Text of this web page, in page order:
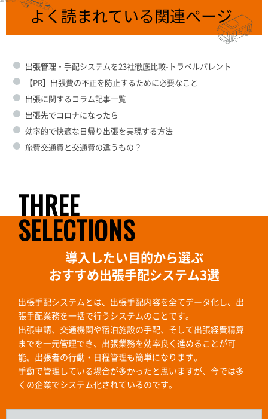
よく読まれている関連ページ
出張管理・手配システムを23社徹底比較-トラベルパレント
【PR】出張費の不正を防止するために必要なこと
出張に関するコラム記事一覧
出張先でコロナになったら
効率的で快適な日帰り出張を実現する方法
旅費交通費と交通費の違うもの？
THREE
SELECTIONS
導入したい目的から選ぶ
おすすめ出張手配システム3選
出張手配システムとは、出張手配内容を全てデータ化し、出
張手配業務を一括で行うシステムのことです。
出張申請、交通機関や宿泊施設の手配、そして出張経費精算
までを一元管理でき、出張業務を効率良く進めることが可
能。出張者の行動・日程管理も簡単になります。
手動で管理している場合が多かったと思いますが、今では多
くの企業でシステム化されているのです。